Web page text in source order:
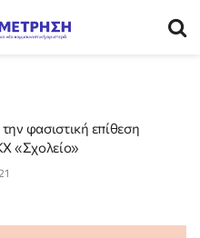
φασιστική επίθεση
«Σχολείο»